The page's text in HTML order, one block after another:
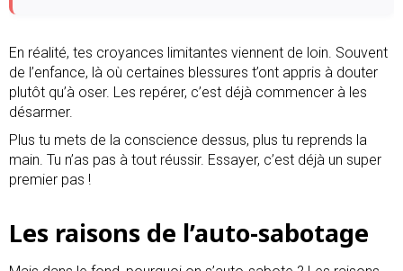
En réalité, tes croyances limitantes viennent de loin. Souvent
de l’enfance, là où certaines blessures t’ont appris à douter
plutôt qu’à oser. Les repérer, c’est déjà commencer à les
désarmer.
Plus tu mets de la conscience dessus, plus tu reprends la
main. Tu n’as pas à tout réussir. Essayer, c’est déjà un super
premier pas !
Les raisons de l’auto-sabotage